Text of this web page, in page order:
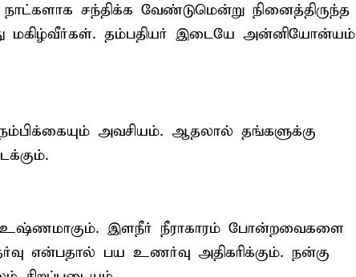
சந்திக்க வேண்டுமென்று நினைத்திருந்த
மகிழ்வீர்கள். தம்பதியர் இடையே அன்னியோன்யம்
அவசியம். ஆதலால் தங்களுக்கு
இளநீர் நீராகாரம் போன்றவைகளை
என்பதால் பய உணர்வு அதிகரிக்கும். நன்கு